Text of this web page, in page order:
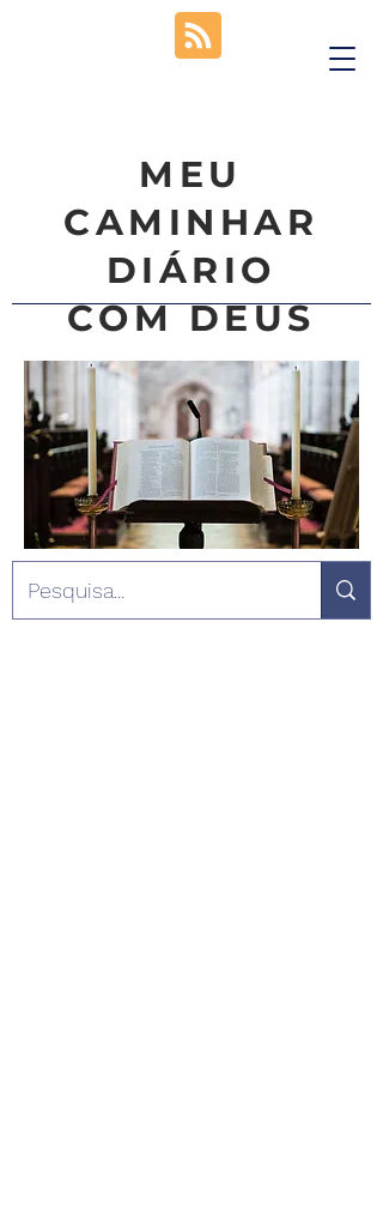
MEU
CAMINHAR
DIÁRIO
COM DEUS